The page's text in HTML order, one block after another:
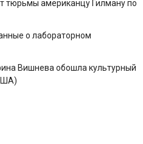
тюрьмы американцу Гилману по
о лабораторном
Вишнева обошла культурный